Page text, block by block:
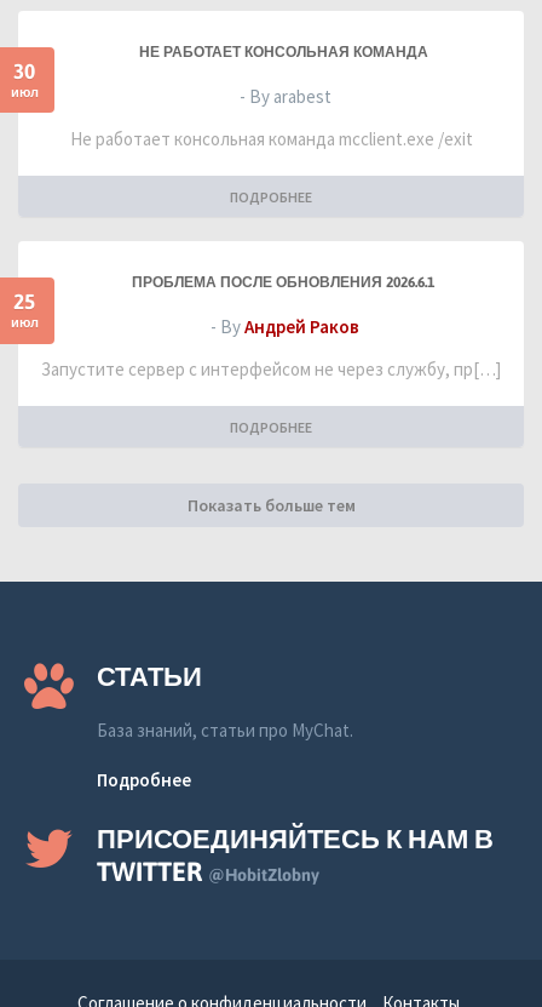
30
июл
НЕ РАБОТАЕТ КОНСОЛЬНАЯ КОМАНДА
- By arabest
Не работает консольная команда mcclient.exe /exit
ПОДРОБНЕЕ
25
июл
ПРОБЛЕМА ПОСЛЕ ОБНОВЛЕНИЯ 2026.6.1
- ByАндрей Раков
Запустите сервер с интерфейсом не через службу, пр[…]
ПОДРОБНЕЕ
Показать больше тем
СТАТЬИ
База знаний, статьи про MyChat.
Подробнее
ПРИСОЕДИНЯЙТЕСЬ К НАМ В
TWITTER @HobitZlobny